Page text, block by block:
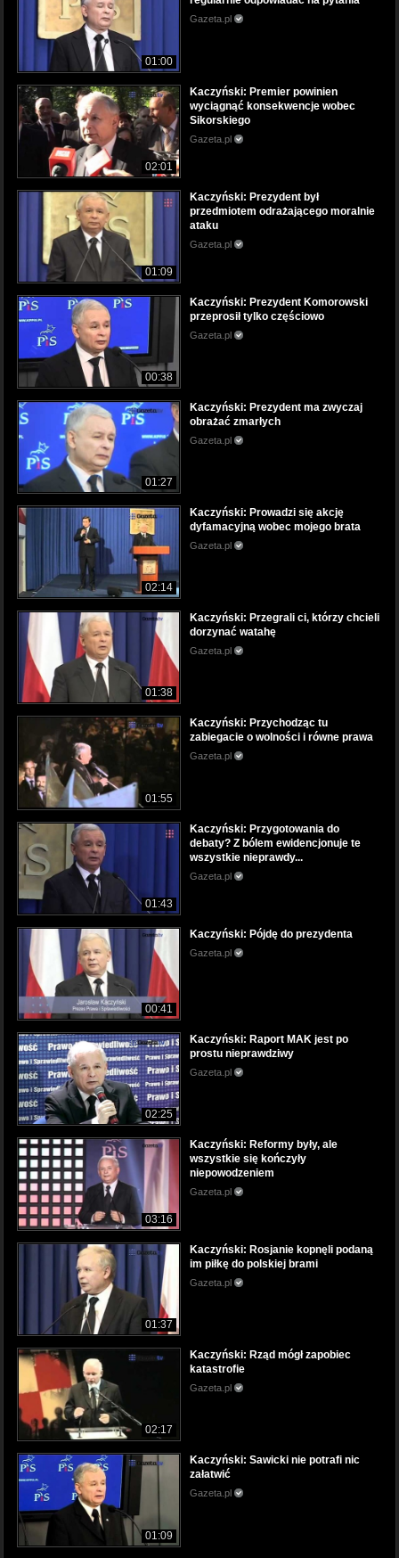
01:00
Gazeta.pl
02:01
Kaczyński: Premier powinien
wyciągnąć konsekwencje wobec
Sikorskiego
Gazeta.pl
01:09
Kaczyński: Prezydent był
przedmiotem odrażającego moralnie
ataku
Gazeta.pl
00:38
Kaczyński: Prezydent Komorowski
przeprosił tylko częściowo
Gazeta.pl
01:27
Kaczyński: Prezydent ma zwyczaj
obrażać zmarłych
Gazeta.pl
02:14
Kaczyński: Prowadzi się akcję
dyfamacyjną wobec mojego brata
Gazeta.pl
01:38
Kaczyński: Przegrali ci, którzy chcieli
dorzynać watahę
Gazeta.pl
01:55
Kaczyński: Przychodząc tu
zabiegacie o wolności i równe prawa
Gazeta.pl
01:43
Kaczyński: Przygotowania do
debaty? Z bólem ewidencjonuje te
wszystkie nieprawdy...
Gazeta.pl
00:41
Kaczyński: Pójdę do prezydenta
Gazeta.pl
02:25
Kaczyński: Raport MAK jest po
prostu nieprawdziwy
Gazeta.pl
03:16
Kaczyński: Reformy były, ale
wszystkie się kończyły
niepowodzeniem
Gazeta.pl
01:37
Kaczyński: Rosjanie kopnęli podaną
im piłkę do polskiej brami
Gazeta.pl
02:17
Kaczyński: Rząd mógł zapobiec
katastrofie
Gazeta.pl
01:09
Kaczyński: Sawicki nie potrafi nic
załatwić
Gazeta.pl